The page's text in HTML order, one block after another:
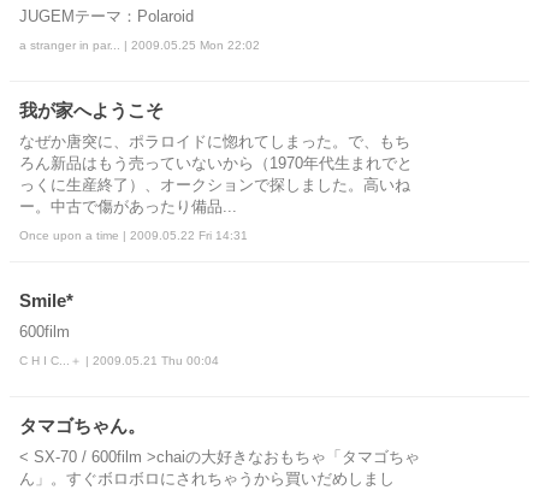
JUGEMテーマ：Polaroid
a stranger in par... | 2009.05.25 Mon 22:02
我が家へようこそ
なぜか唐突に、ポラロイドに惚れてしまった。で、もち
ろん新品はもう売っていないから（1970年代生まれでと
っくに生産終了）、オークションで探しました。高いね
ー。中古で傷があったり備品...
Once upon a time | 2009.05.22 Fri 14:31
Smile*
600film
C H I C...＋ | 2009.05.21 Thu 00:04
タマゴちゃん。
< SX-70 / 600film >chaiの大好きなおもちゃ「タマゴちゃ
ん」。すぐボロボロにされちゃうから買いだめしまし